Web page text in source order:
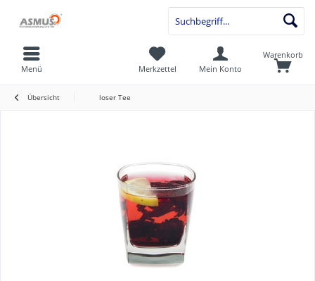
Warenkorb
Merkzettel
Mein Konto
Menü
Übersicht loser Tee